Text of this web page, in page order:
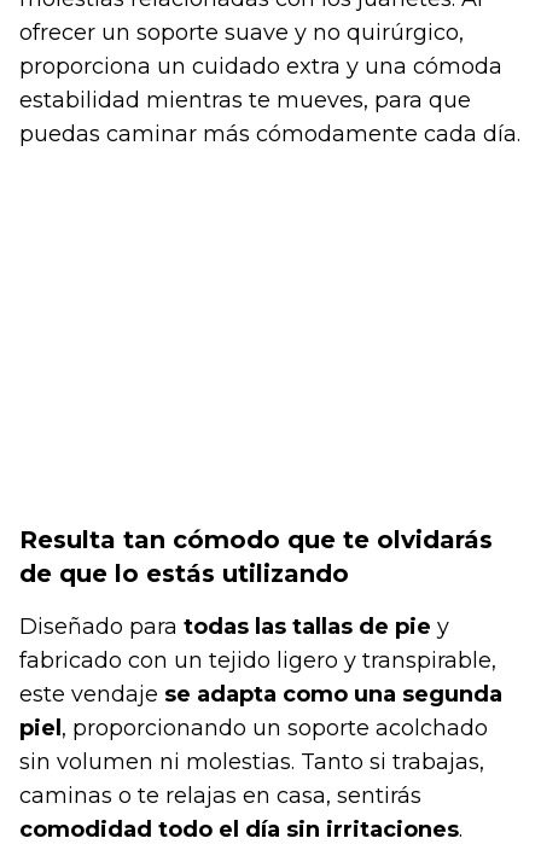
ofrecer un soporte suave y no quirúrgico,
proporciona un cuidado extra y una cómoda
estabilidad mientras te mueves, para que
puedas caminar más cómodamente cada día.
Resulta tan cómodo que te olvidarás
de que lo estás utilizando
Diseñado para todas las tallas de pie y
fabricado con un tejido ligero y transpirable,
este vendaje se adapta como una segunda
piel , proporcionando un soporte acolchado
sin volumen ni molestias. Tanto si trabajas,
caminas o te relajas en casa, sentirás
comodidad todo el día sin irritaciones.